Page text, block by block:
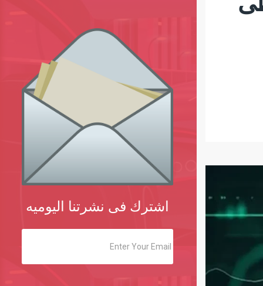
اشترك فى نشرتنا اليوميه